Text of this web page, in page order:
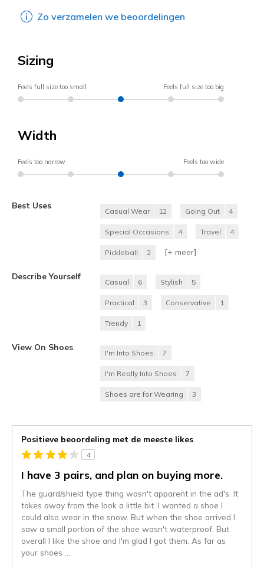
Zo verzamelen we beoordelingen
Sizing
Feels full size too small Feels full size too big
Width
Feels too narrow Feels too wide
Best Uses
Casual Wear 12 Going Out 4
Special Occasions 4 Travel 4
Pickleball 2 [+ meer]
Describe Yourself
Casual 6 Stylish 5
Practical 3 Conservative 1
Trendy 1
View On Shoes
I'm Into Shoes 7
I'm Really Into Shoes 7
Shoes are for Wearing 3
Positieve beoordeling met de meeste likes
4
I have 3 pairs, and plan on buying more.
The guard/shield type thing wasn't apparent in the ad's. It
takes away from the look a little bit. I wanted a shoe I
could also wear in the snow. But when the shoe arrived I
saw a small portion of the shoe wasn't waterproof. But
overall I like the shoe and I'm glad I got them. As far as
your shoes